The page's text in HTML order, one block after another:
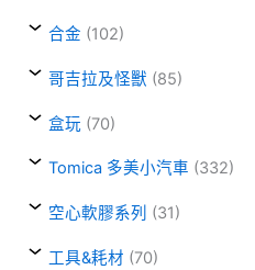
合金 (102)
哥吉拉及怪獸 (85)
盒玩 (70)
Tomica 多美小汽車 (332)
空心軟膠系列 (31)
工具&耗材 (70)